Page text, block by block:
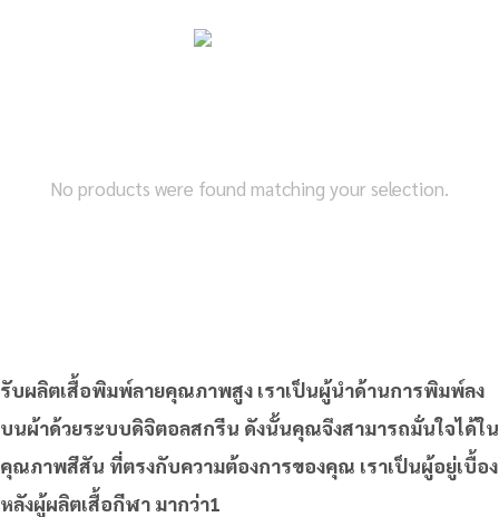
No products were found matching your selection.
รับผลิตเสื้อพิมพ์ลายคุณภาพสูง เราเป็นผู้นำด้านการพิมพ์ลง
บนผ้าด้วยระบบดิจิตอลสกรีน ดังนั้นคุณจึงสามารถมั่นใจได้ใน
คุณภาพสีสัน ที่ตรงกับความต้องการของคุณ เราเป็นผู้อยู่เบื้อง
หลังผู้ผลิตเสื้อกีฬา มากว่า1